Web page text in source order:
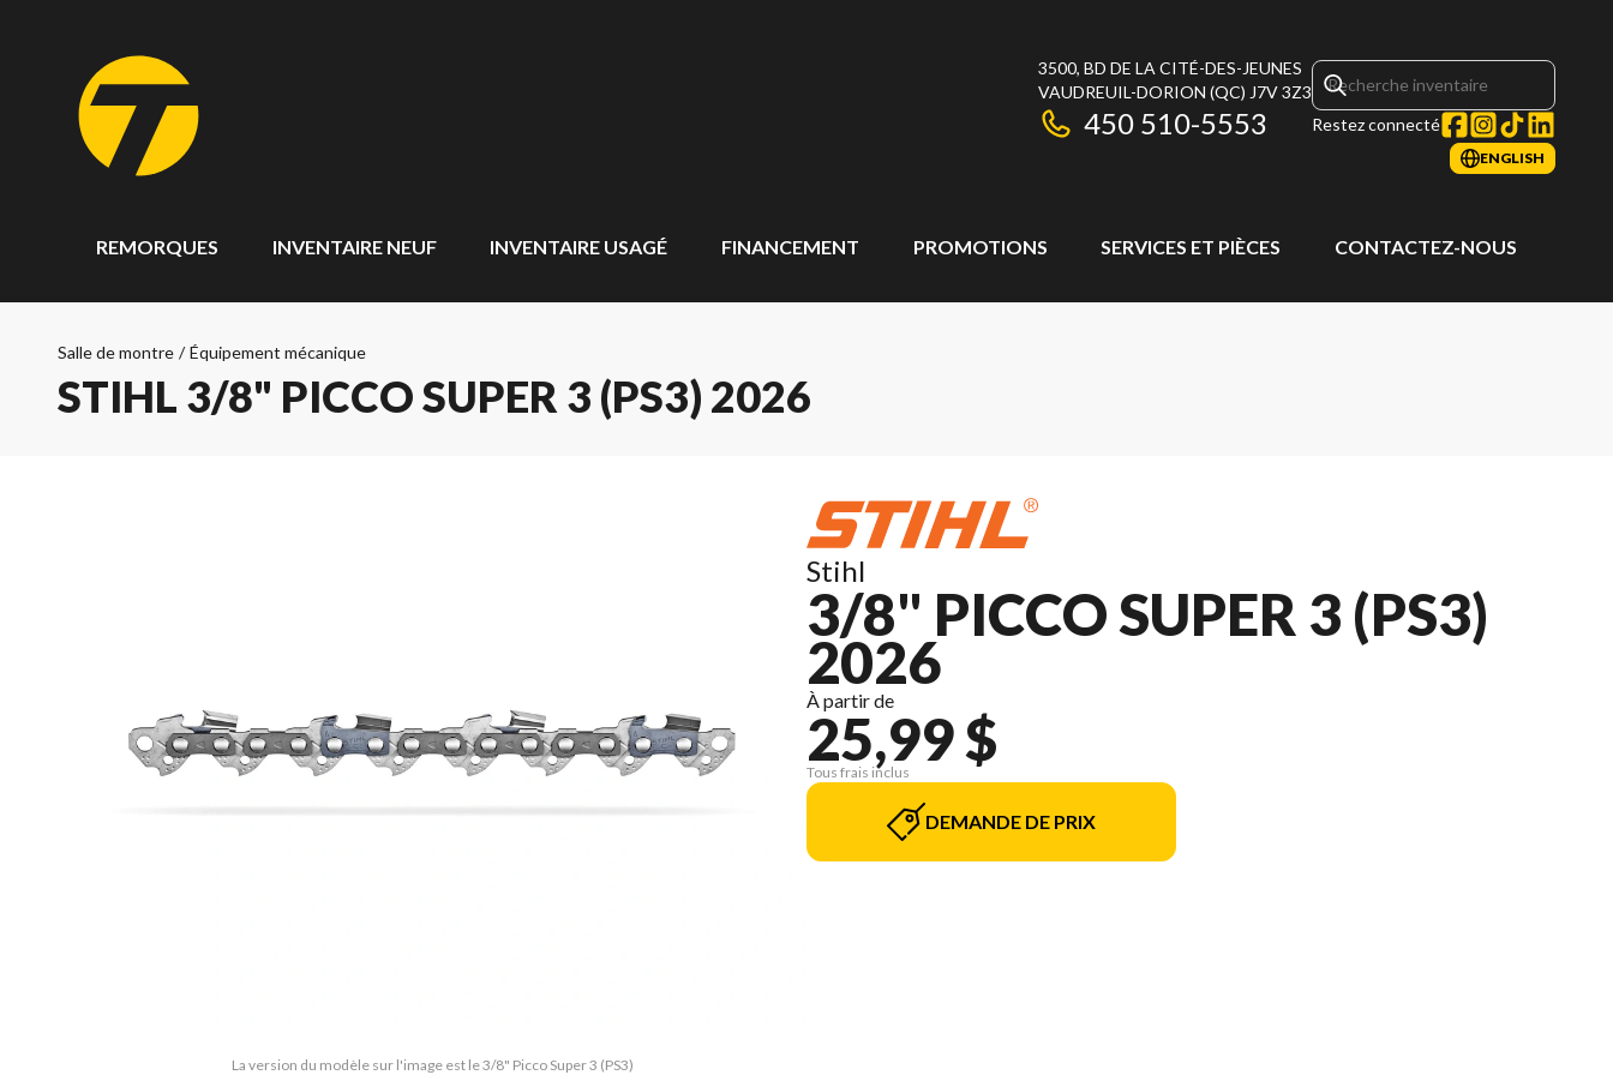
3500, BD DE LA CITÉ-DES-JEUNES
VAUDREUIL-DORION (QC) J7V 3Z3
450 510-5553 Restez connecté
ENGLISH
REMORQUES INVENTAIRE NEUF INVENTAIRE USAGÉ FINANCEMENT PROMOTIONS SERVICES ET PIÈCES CONTACTEZ-NOUS
Salle de montre / Équipement mécanique
STIHL 3/8" PICCO SUPER 3 (PS3) 2026
La version du modèle sur l'image est le 3/8" Picco Super 3 (PS3)
Stihl
3/8" PICCO SUPER 3 (PS3)
2026
À partir de
25,99 $
Tous frais inclus
DEMANDE DE PRIX